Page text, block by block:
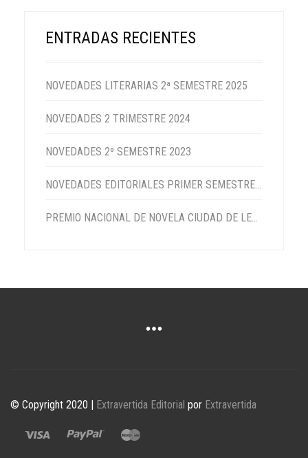
ENTRADAS RECIENTES
NOVEDADES LITERARIAS 2ª SEMESTRE 2025
NOVEDADES 2 TRIMESTRE 2024
NOVEDADES 2º SEMESTRE 2023
© Copyright 2020 | Extravertida Editorial por Extravertida